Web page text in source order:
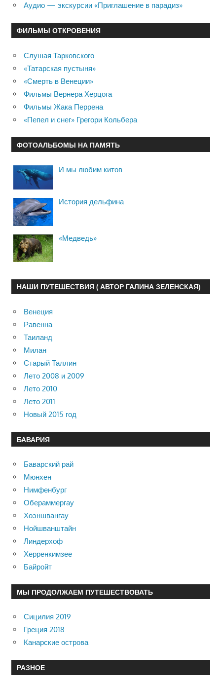
Аудио — экскурсии «Приглашение в парадиз»
ФИЛЬМЫ ОТКРОВЕНИЯ
Слушая Тарковского
«Татарская пустыня»
«Смерть в Венеции»
Фильмы Вернера Херцога
Фильмы Жака Перрена
«Пепел и снег» Грегори Кольбера
ФОТОАЛЬБОМЫ НА ПАМЯТЬ
И мы любим китов
История дельфина
«Медведь»
НАШИ ПУТЕШЕСТВИЯ ( АВТОР ГАЛИНА ЗЕЛЕНСКАЯ)
Венеция
Равенна
Таиланд
Милан
Старый Таллин
Лето 2008 и 2009
Лето 2010
Лето 2011
Новый 2015 год
БАВАРИЯ
Баварский рай
Мюнхен
Нимфенбург
Обераммергау
Хоэншвангау
Нойшванштайн
Линдерхоф
Херренкимзее
Байройт
МЫ ПРОДОЛЖАЕМ ПУТЕШЕСТВОВАТЬ
Сицилия 2019
Греция 2018
Канарские острова
РАЗНОЕ